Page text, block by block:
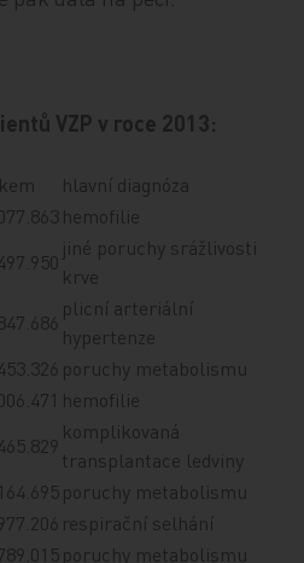
VZP v roce 2013:
hlavní diagnóza
hemofilie
jiné poruchy srážlivosti
krve
plicní arteriální
hypertenze
poruchy metabolismu
hemofilie
komplikovaná
transplantace ledviny
poruchy metabolismu
respirační selhání
poruchy metabolismu